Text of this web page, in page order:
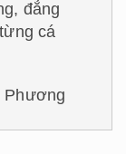
đẳng
cá
Phương